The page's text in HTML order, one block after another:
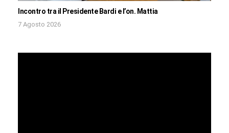
Incontro tra il Presidente Bardi e l’on. Mattia
7 Agosto 2026